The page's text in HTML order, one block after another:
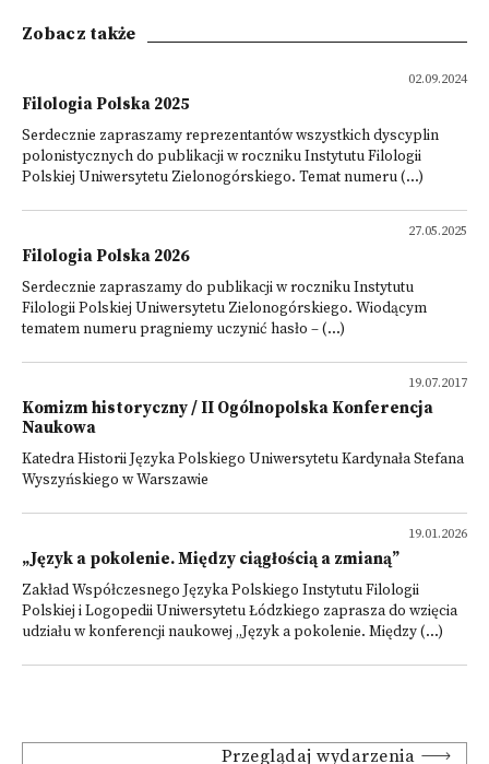
Zobacz także
02.09.2024
Filologia Polska 2025
Serdecznie zapraszamy reprezentantów wszystkich dyscyplin
polonistycznych do publikacji w roczniku Instytutu Filologii
Polskiej Uniwersytetu Zielonogórskiego. Temat numeru (...)
27.05.2025
Filologia Polska 2026
Serdecznie zapraszamy do publikacji w roczniku Instytutu
Filologii Polskiej Uniwersytetu Zielonogórskiego. Wiodącym
tematem numeru pragniemy uczynić hasło – (...)
19.07.2017
Komizm historyczny / II Ogólnopolska Konferencja
Naukowa
Katedra Historii Języka Polskiego Uniwersytetu Kardynała Stefana
Wyszyńskiego w Warszawie
19.01.2026
„Język a pokolenie. Między ciągłością a zmianą”
Zakład Współczesnego Języka Polskiego Instytutu Filologii
Polskiej i Logopedii Uniwersytetu Łódzkiego zaprasza do wzięcia
udziału w konferencji naukowej „Język a pokolenie. Między (...)
Przeglądaj wydarzenia